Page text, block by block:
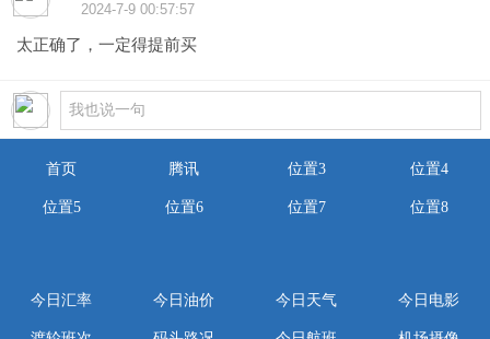
2024-7-9 00:57:57
太正确了，一定得提前买
首页 腾讯 位置3 位置4
位置5 位置6 位置7 位置8
今日汇率 今日油价 今日天气 今日电影